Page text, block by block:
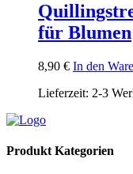
für Blumen
8,90 € In den
Lieferzeit: 2-3
Produkt Kategorien